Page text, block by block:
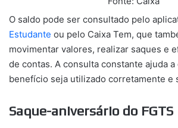
O saldo pode ser consultado pelo
Estudante ou pelo Caixa Tem, que
movimentar valores, realizar saques e
de contas. A consulta constante ajuda
benefício seja utilizado corretamente e
Saque-aniversário do FGTS